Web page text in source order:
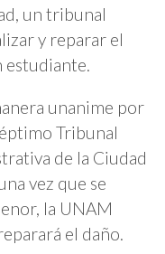
un tribunal
y reparar el
estudiante.
unanime por
Tribunal
de la Ciudad
vez que se
la UNAM
el daño.